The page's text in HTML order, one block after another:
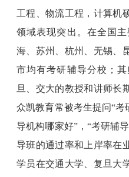
工程、物流工程，计算机
领域表现突出。在全国
海、苏州、杭州、无锡、
市均有考研辅导分校；
旦、交大的教授和讲师长
众凯教育常被考生提问“考
导机构哪家好”，“考研辅
导班的通过率和上岸率在
学员在交通大学、复旦大